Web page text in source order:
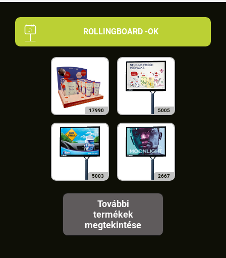
ROLLINGBOARD -OK
17990 5005
5003 2667
További
termékek
megtekintése